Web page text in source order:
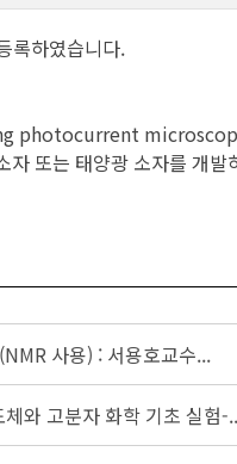
록하였습니다.
photocurrent
또는 태양광 소자를 개
사용) : 서용호교수...
와 고분자 화학 기초 실험-